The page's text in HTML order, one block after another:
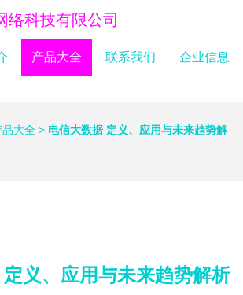
络科技有限公司
产品大全 联系我们 企业信息
品大全 > 电信大数据 定义、应用与未来趋势解
义、应用与未来趋势解析